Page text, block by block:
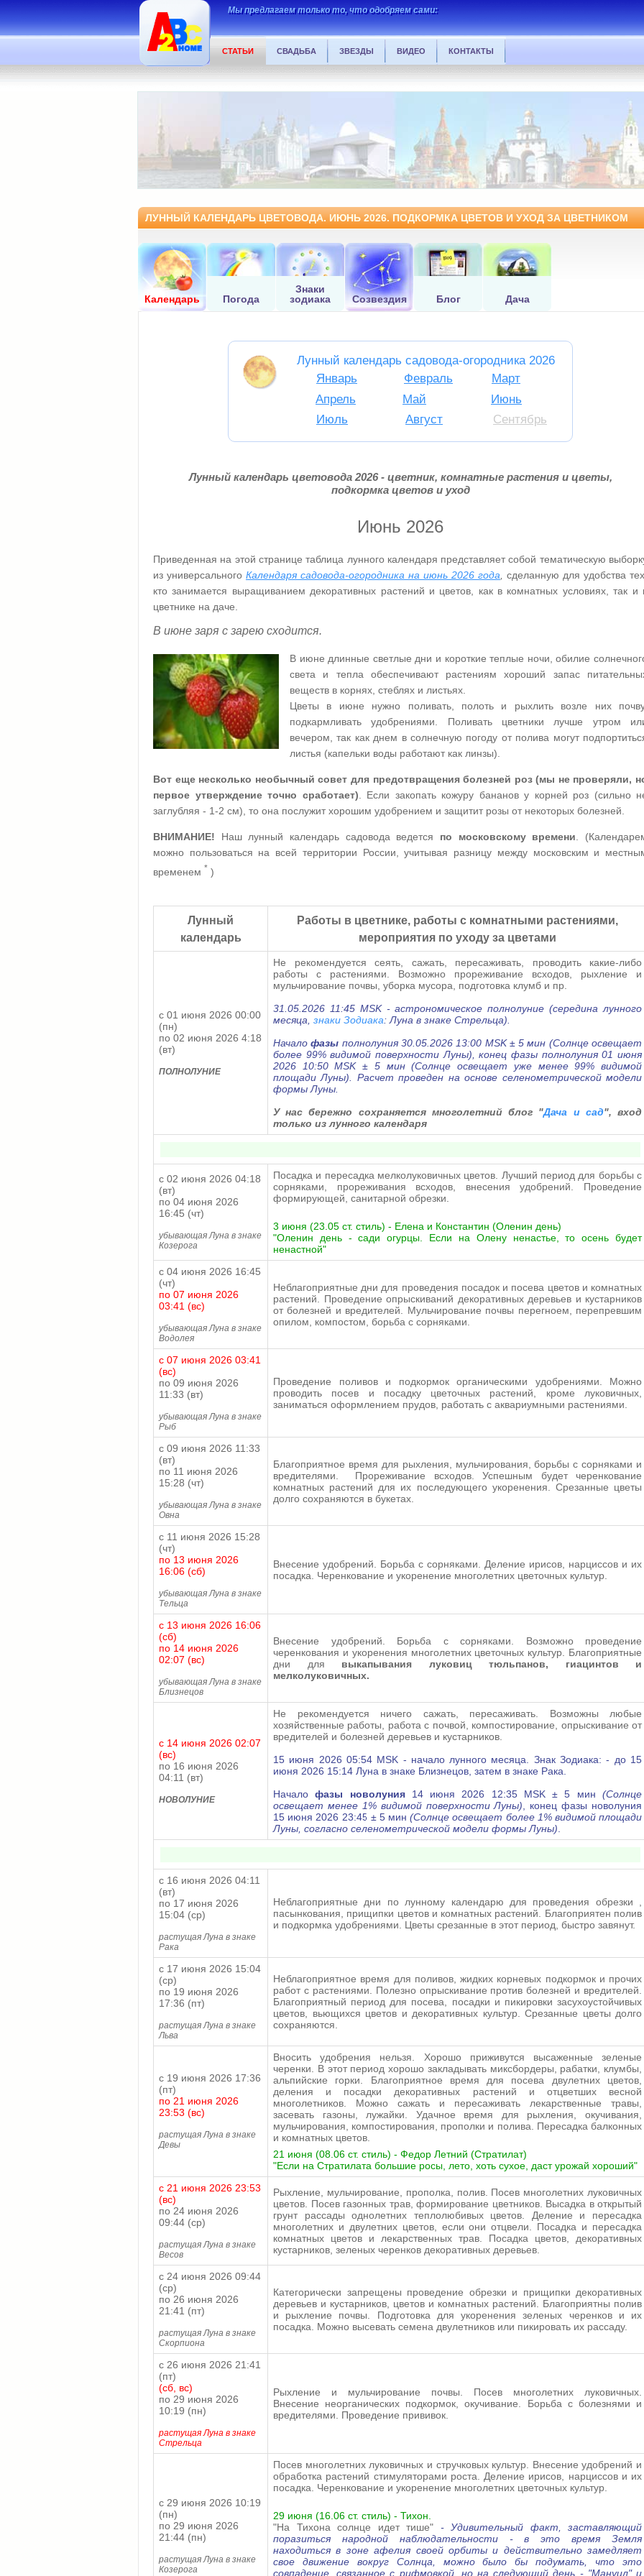
Мы предлагаем только то, что одобряем сами:
СТАТЬИ СВАДЬБА ЗВЕЗДЫ ВИДЕО КОНТАКТЫ
ЛУННЫЙ КАЛЕНДАРЬ ЦВЕТОВОДА. ИЮНЬ 2026. ПОДКОРМКА ЦВЕТОВ И УХОД ЗА ЦВЕТНИКОМ
Календарь Погода
Знаки
зодиака
Созвездия Блог Дача
Лунный календарь садовода-огородника 2026
Январь
Февраль
Март
Апрель
Май
Июнь
Июль
Август Сентябрь
Лунный календарь цветовода 2026 - цветник, комнатные растения и цветы,
подкормка цветов и уход
Июнь 2026
Приведенная на этой странице таблица лунного календаря представляет собой тематическую
из универсального Календаря садовода-огородника на июнь 2026 года
сделанную для удобства тех,
кто занимается выращиванием декоративных растений и цветов, как в комнатных условиях, так и
цветнике на даче.
В июне заря с зарею сходится.
В июне длинные светлые дни и короткие теплые ночи, обилие
света и тепла обеспечивают растениям хороший запас
веществ в корнях, стеблях и листьях.
Цветы в июне нужно поливать, полоть и рыхлить возле них
подкармливать удобрениями. Поливать цветники лучше утром
вечером, так как днем в солнечную погоду от полива могут
листья (капельки воды работают как линзы).
Вот еще несколько необычный совет для предотвращения болезней роз (мы не проверяли,
первое утверждение точно сработает) . Если закопать кожуру бананов у корней роз (сильно
заглубляя - 1-2 см), то она послужит хорошим удобрением и защитит розы от некоторых болезней.
ВНИМАНИЕ! Наш лунный календарь садовода ведется по московскому времени .
можно пользоваться на всей территории России, учитывая разницу между московским и
временем * )
Лунный
календарь
Работы в цветнике, работы с комнатными растениями,
мероприятия по уходу за цветами
с 01 июня 2026 00:00
(пн)
по 02 июня 2026 4:18
(вт)
ПОЛНОЛУНИЕ
Не рекомендуется сеять, сажать, пересаживать, проводить какие-либо
работы с растениями. Возможно прореживание всходов, рыхление и
мульчирование почвы, уборка мусора, подготовка клумб и пр.
31.05.2026 11:45 MSK - астрономическое полнолуние (середина лунного
месяца, знаки Зодиака: Луна в знаке Стрельца)
Началофазы полнолуния 30.05. 2026 13:00 MSK± 5 мин (Солнце освещает
более 99% видимой поверхности Луны) , конец фазы полнолуния 01 июня
2026 10:50MSK± 5 мин(Солнце освещает уже менее 99% видимой
площади Луны) . Расчет проведен на основе селенометрической модели
формы Луны.
У нас бережно сохраняется многолетний блог "Дача и сад", вход
только из лунного календаря
с 02 июня 2026 04:18
(вт)
по 04 июня 2026
16:45 (чт)
убывающая Луна в знаке
Козерога
Посадка и пересадка мелколуковичных цветов. Лучший период для борьбы с
сорняками, прореживания всходов, внесения удобрений. Проведение
формирующей, санитарной обрезки.
3 июня (23.05 ст. стиль) - Елена и Константин (Оленин день)
"Оленин день - сади огурцы. Если на Олену ненастье, то осень будет
ненастной"
с 04 июня 2026 16:45
(чт)
по 07 июня 2026
03:41 (вс)
убывающая Луна в знаке
Водолея
Неблагоприятные дни для проведения посадок и посева цветов и комнатных
растений. Проведение опрыскиваний декоративных деревьев и кустарников
от болезней и вредителей. Мульчирование почвы перегноем, перепревшим
опилом, компостом, борьба с сорняками.
с 07 июня 2026 03:41
(вс)
по 09 июня 2026
11:33 (вт)
убывающая Луна в знаке
Рыб
Проведение поливов и подкормок органическими удобрениями. Можно
проводить посев и посадку цветочных растений, кроме луковичных,
заниматься оформлением прудов, работать с аквариумными растениями.
с 09 июня 2026 11:33
(вт)
по 11 июня 2026
15:28 (чт)
убывающая Луна в знаке
Овна
Благоприятное время для рыхления, мульчирования, борьбы с сорняками и
вредителями. Прореживание всходов. Успешным будет черенкование
комнатных растений для их последующего укоренения. Срезанные цветы
долго сохраняются в букетах.
с 11 июня 2026 15:28
(чт)
по 13 июня 2026
16:06 (сб)
убывающая Луна в знаке
Тельца
Внесение удобрений. Борьба с сорняками. Деление ирисов, нарциссов и их
посадка. Черенкование и укоренение многолетних цветочных культур.
с 13 июня 2026 16:06
(сб)
по 14 июня 2026
02:07 (вс)
убывающая Луна в знаке
Близнецов
Внесение удобрений. Борьба с сорняками. Возможно проведение
черенкования и укоренения многолетних цветочных культур. Благоприятные
дни для выкапывания луковиц тюльпанов, гиацинтов и
мелколуковичных.
с 14 июня 2026 02:07
(вс)
по 16 июня 2026
04:11 (вт)
НОВОЛУНИЕ
Не рекомендуется ничего сажать, пересаживать. Возможны любые
хозяйственные работы, работа с почвой, компостирование, опрыскивание от
вредителей и болезней деревьев и кустарников.
15 июня 2026 05:54 MSK - начало лунного месяца. Знак Зодиака: - до 15
июня 2026 15:14 Луна в знаке Близнецов, затем в знаке Рака
Начало фазы новолуния14 июня 2026 12:35 MSK ± 5 мин(Солнце
освещает менее 1% видимой поверхности Луны) , конец фазы новолуния
15 июня 2026 23:45 ± 5 мин (Солнце освещает более 1% видимой площади
Луны, согласно селенометрической модели формы Луны)
с 16 июня 2026 04:11
(вт)
по 17 июня 2026
15:04 (ср)
растущая Луна в знаке
Рака
Неблагоприятные дни по лунному календарю для проведения обрезки ,
пасынкования, прищипки цветов и комнатных растений. Благоприятен полив
и подкормка удобрениями. Цветы срезанные в этот период, быстро завянут.
с 17 июня 2026 15:04
(ср)
по 19 июня 2026
17:36 (пт)
растущая Луна в знаке
Льва
Неблагоприятное время для поливов, жидких корневых подкормок и прочих
работ с растениями. Полезно опрыскивание против болезней и вредителей.
Благоприятный период для посева, посадки и пикировки засухоустойчивых
цветов, вьющихся цветов и декоративных культур. Срезанные цветы долго
сохраняются.
с 19 июня 2026 17:36
(пт)
по 21 июня 2026
23:53 (вс)
растущая Луна в знаке
Девы
Вносить удобрения нельзя. Хорошо приживутся высаженные зеленые
черенки. В этот период хорошо закладывать миксбордеры, рабатки, клумбы,
альпийские горки. Благоприятное время для посева двулетних цветов,
деления и посадки декоративных растений и отцветших весной
многолетников. Можно сажать и пересаживать лекарственные травы,
засевать газоны, лужайки. Удачное время для рыхления, окучивания,
мульчирования, компостирования, прополки и полива. Пересадка балконных
и комнатных цветов.
21 июня (08.06 ст. стиль) - Федор Летний (Стратилат)
"Если на Стратилата большие росы, лето, хоть сухое, даст урожай хороший"
с 21 июня 2026 23:53
(вс)
по 24 июня 2026
09:44 (ср)
растущая Луна в знаке
Весов
Рыхление, мульчирование, прополка, полив. Посев многолетних луковичных
цветов. Посев газонных трав, формирование цветников. Высадка в открытый
грунт рассады однолетних теплолюбивых цветов. Деление и пересадка
многолетних и двулетних цветов, если они отцвели. Посадка и пересадка
комнатных цветов и лекарственных трав. Посадка цветов, декоративных
кустарников, зеленых черенков декоративных деревьев.
с 24 июня 2026 09:44
(ср)
по 26 июня 2026
21:41 (пт)
растущая Луна в знаке
Скорпиона
Категорически запрещены проведение обрезки и прищипки декоративных
деревьев и кустарников, цветов и комнатных растений. Благоприятны полив
и рыхление почвы. Подготовка для укоренения зеленых черенков и их
посадка. Можно высевать семена двулетников или пикировать их рассаду.
с 26 июня 2026 21:41
(пт)
(сб, вс)
по 29 июня 2026
10:19 (пн)
растущая Луна в знаке
Стрельца
Рыхление и мульчирование почвы. Посев многолетних луковичных.
Внесение неорганических подкормок, окучивание. Борьба с болезнями и
вредителями. Проведение прививок.
с 29 июня 2026 10:19
(пн)
по 29 июня 2026
21:44 (пн)
растущая Луна в знаке
Козерога
Посев многолетних луковичных и стручковых культур. Внесение удобрений и
обработка растений стимуляторами роста. Деление ирисов, нарциссов и их
посадка. Черенкование и укоренение многолетних цветочных культур.
29 июня (16.06 ст. стиль) - Тихон.
"На Тихона солнце идет тише" - Удивительный факт, заставляющий
поразиться народной наблюдательности - в это время Земля
находиться в зоне афелия своей орбиты и действительно замедляет
свое движение вокруг Солнца, можно было бы подумать, что это
совпадение, связанное с рифмовкой, но на следующий день - "Мануил" и